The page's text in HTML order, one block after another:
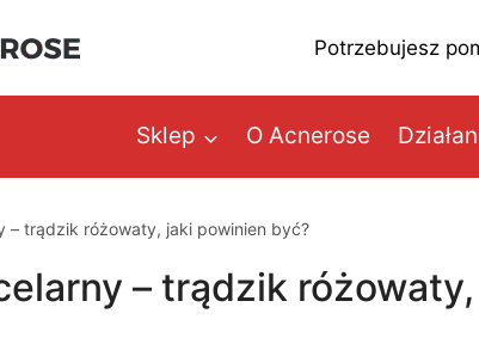
Potrzebujesz
Sklep O Acnerose
– trądzik różowaty, jaki powinien być?
– trądzik